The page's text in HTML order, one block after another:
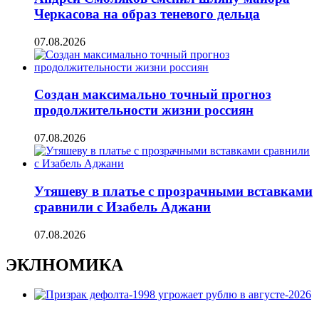
Черкасова на образ теневого дельца
07.08.2026
Создан максимально точный прогноз
продолжительности жизни россиян
07.08.2026
Утяшеву в платье с прозрачными вставками
сравнили с Изабель Аджани
07.08.2026
ЭКЛНОМИКА